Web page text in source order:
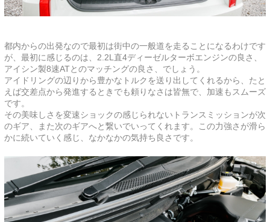
都内からの出発なので最初は街中の一般道を走ることになるわけです
が、最初に感じるのは、2.2L直4ディーゼルターボエンジンの良さ、
アイシン製8速ATとのマッチングの良さ、でしょう。
アイドリングの辺りから豊かなトルクを送り出してくれるから、たと
えば交差点から発進するときでも頼りなさは皆無で、加速もスムーズ
です。
その美味しさを変速ショックの感じられないトランスミッションが次
のギア、また次のギアへと繋いでいってくれます。この力強さが滑ら
かに続いていく感じ、なかなかの気持ち良さです。